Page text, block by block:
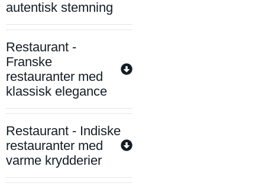
autentisk stemning
Restaurant -
Franske
restauranter med
klassisk elegance
Restaurant - Indiske
restauranter med
varme krydderier